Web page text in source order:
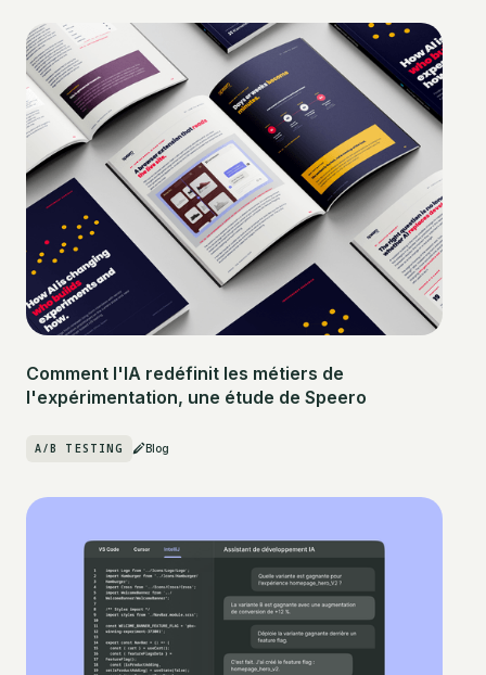
Comment l'IA redéfinit les métiers de
l'expérimentation, une étude de Speero
A/B TESTING Blog